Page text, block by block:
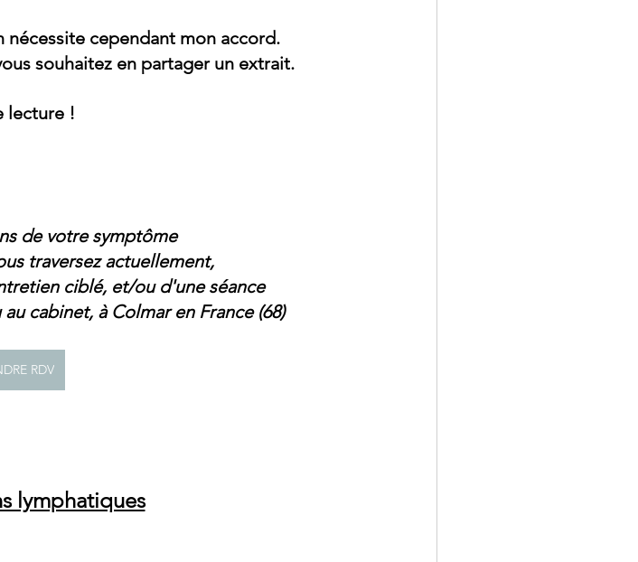
cependant mon accord.
souhaitez en partager un extrait.
lecture !
de votre symptôme
traversez actuellement,
ciblé, et/ou d'une séance
cabinet, à Colmar en France (68)
RDV
lymphatiques